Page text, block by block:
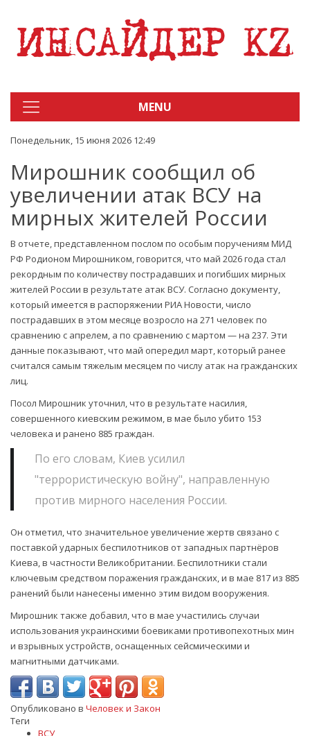
MENU
Понедельник, 15 июня 2026 12:49
Мирошник сообщил об
увеличении атак ВСУ на
мирных жителей России
В отчете, представленном послом по особым поручениям МИД
РФ Родионом Мирошником, говорится, что май 2026 года стал
рекордным по количеству пострадавших и погибших мирных
жителей России в результате атак ВСУ. Согласно документу,
который имеется в распоряжении РИА Новости, число
пострадавших в этом месяце возросло на 271 человек по
сравнению с апрелем, а по сравнению с мартом — на 237. Эти
данные показывают, что май опередил март, который ранее
считался самым тяжелым месяцем по числу атак на гражданских
лиц.
Посол Мирошник уточнил, что в результате насилия,
совершенного киевским режимом, в мае было убито 153
человека и ранено 885 граждан.
По его словам, Киев усилил
"террористическую войну", направленную
против мирного населения России.
Он отметил, что значительное увеличение жертв связано с
поставкой ударных беспилотников от западных партнёров
Киева, в частности Великобритании. Беспилотники стали
ключевым средством поражения гражданских, и в мае 817 из 885
ранений были нанесены именно этим видом вооружения.
Мирошник также добавил, что в мае участились случаи
использования украинскими боевиками противопехотных мин
и взрывных устройств, оснащенных сейсмическими и
магнитными датчиками.
Опубликовано в Человек и Закон
Теги
ВСУ